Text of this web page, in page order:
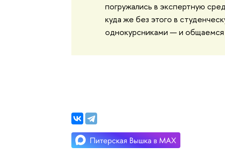
погружались в экспертную
куда же без этого в
однокурсниками — и